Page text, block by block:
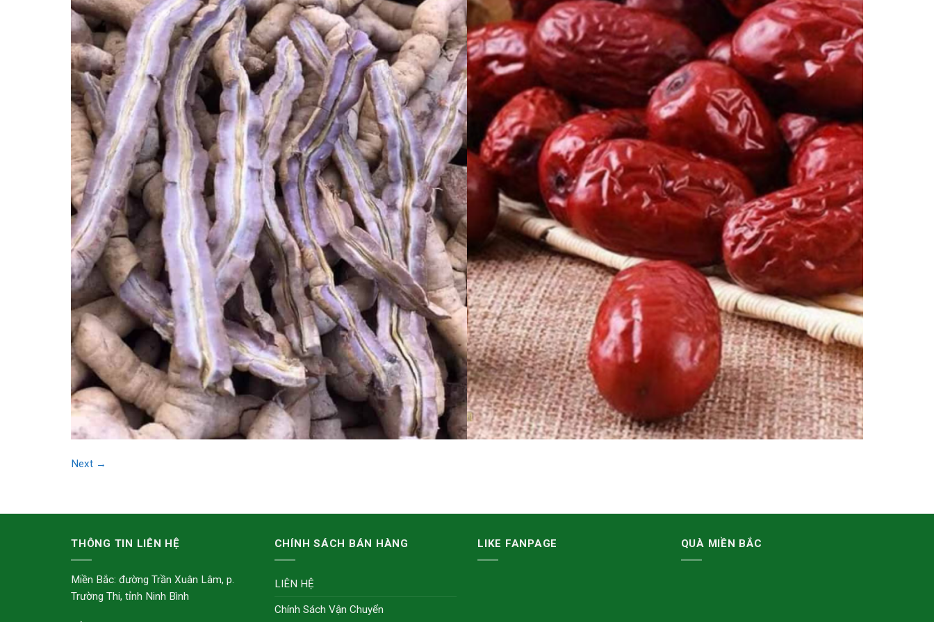
Next →
THÔNG TIN LIÊN HỆ
Miền Bắc: đường Trần Xuân Lâm, p.
Trường Thi, tỉnh Ninh Bình
CHÍNH SÁCH BÁN HÀNG
LIÊN HỆ
Chính Sách Vận Chuyển
LIKE FANPAGE QUÀ MIỀN BẮC